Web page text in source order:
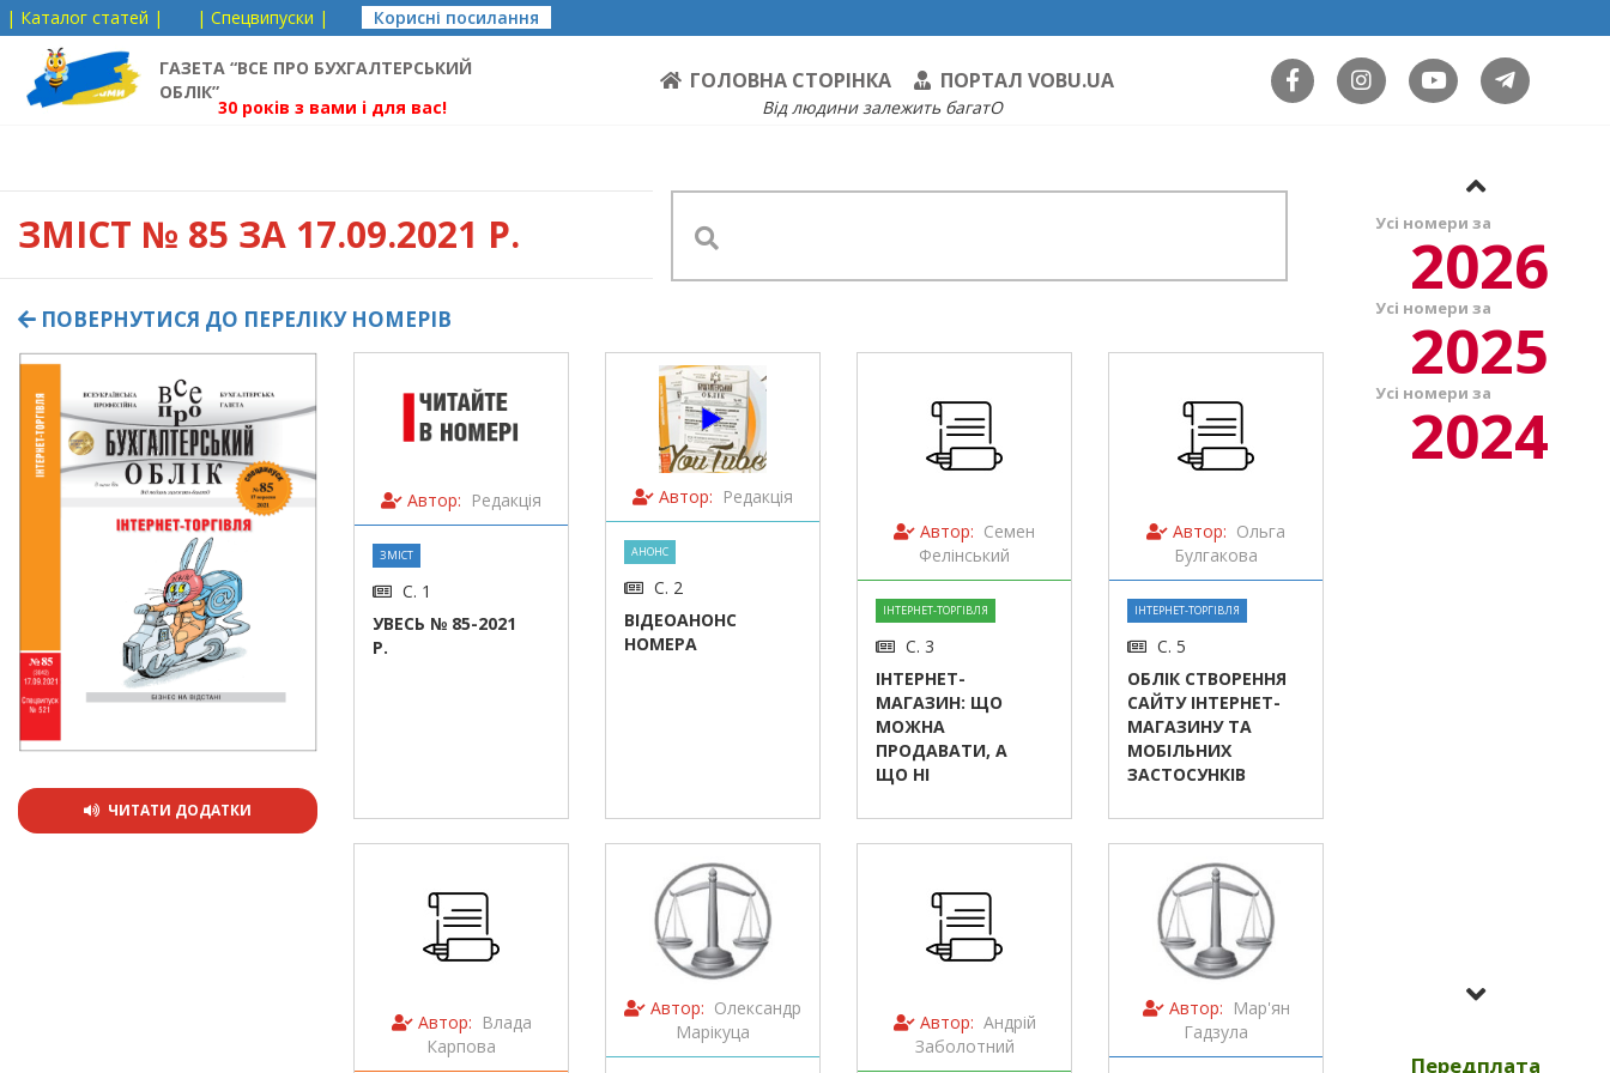
| Каталог статей | | Спецвипуски | Корисні посилання
ГАЗЕТА “ВСЕ ПРО БУХГАЛТЕРСЬКИЙ
ОБЛІК”
ГОЛОВНА СТОРІНКА ПОРТАЛ VOBU.UA
30 років з вами і для вас! Від людини залежить багатО
ЗМІСТ № 85 ЗА 17.09.2021 Р.
ПОВЕРНУТИСЯ ДО ПЕРЕЛІКУ НОМЕРІВ
ЧИТАТИ ДОДАТКИ
Автор: Редакція
ЗМІСТ
С. 1
УВЕСЬ № 85-2021
Р.
Автор: Редакція
АНОНС
С. 2
ВІДЕОАНОНС
НОМЕРА
Автор: Семен
Фелінський
ІНТЕРНЕТ-ТОРГІВЛЯ
С. 3
ІНТЕРНЕТ-
МАГАЗИН: ЩО
МОЖНА
ПРОДАВАТИ, А
ЩО НІ
Автор: Ольга
Булгакова
ІНТЕРНЕТ-ТОРГІВЛЯ
С. 5
ОБЛІК СТВОРЕННЯ
САЙТУ ІНТЕРНЕТ-
МАГАЗИНУ ТА
МОБІЛЬНИХ
ЗАСТОСУНКІВ
Автор: Влада
Карпова
Автор: Олександр
Марікуца
Автор: Андрій
Заболотний
Автор: Мар'ян
Гадзула
Усі номери за
2026
Усі номери за
2025
Усі номери за
2024
2023
Усі номери за
Передплата